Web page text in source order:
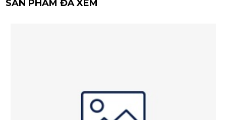
SẢN PHẨM ĐÃ XEM